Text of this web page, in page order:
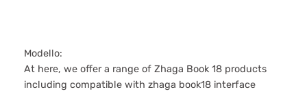
Modello:
At here, we offer a range of Zhaga Book 18 products
including compatible with zhaga book18 interface